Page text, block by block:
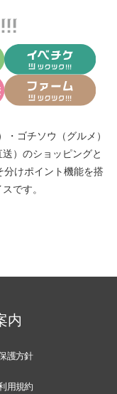
・ ゴチソウ（グルメ）
） のショッピングと
分けポイント機能を搭
です。
内
護方針
用規約